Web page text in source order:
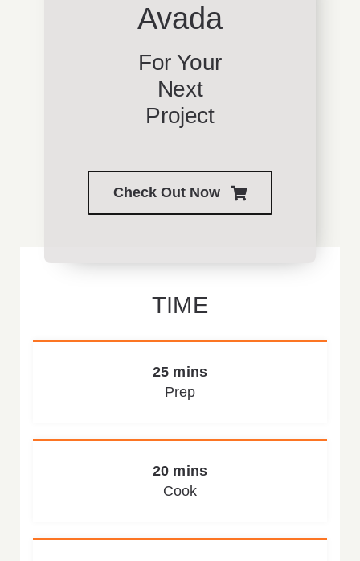
Avada
For Your
Next
Project
Check Out Now
TIME
25 mins
Prep
20 mins
Cook